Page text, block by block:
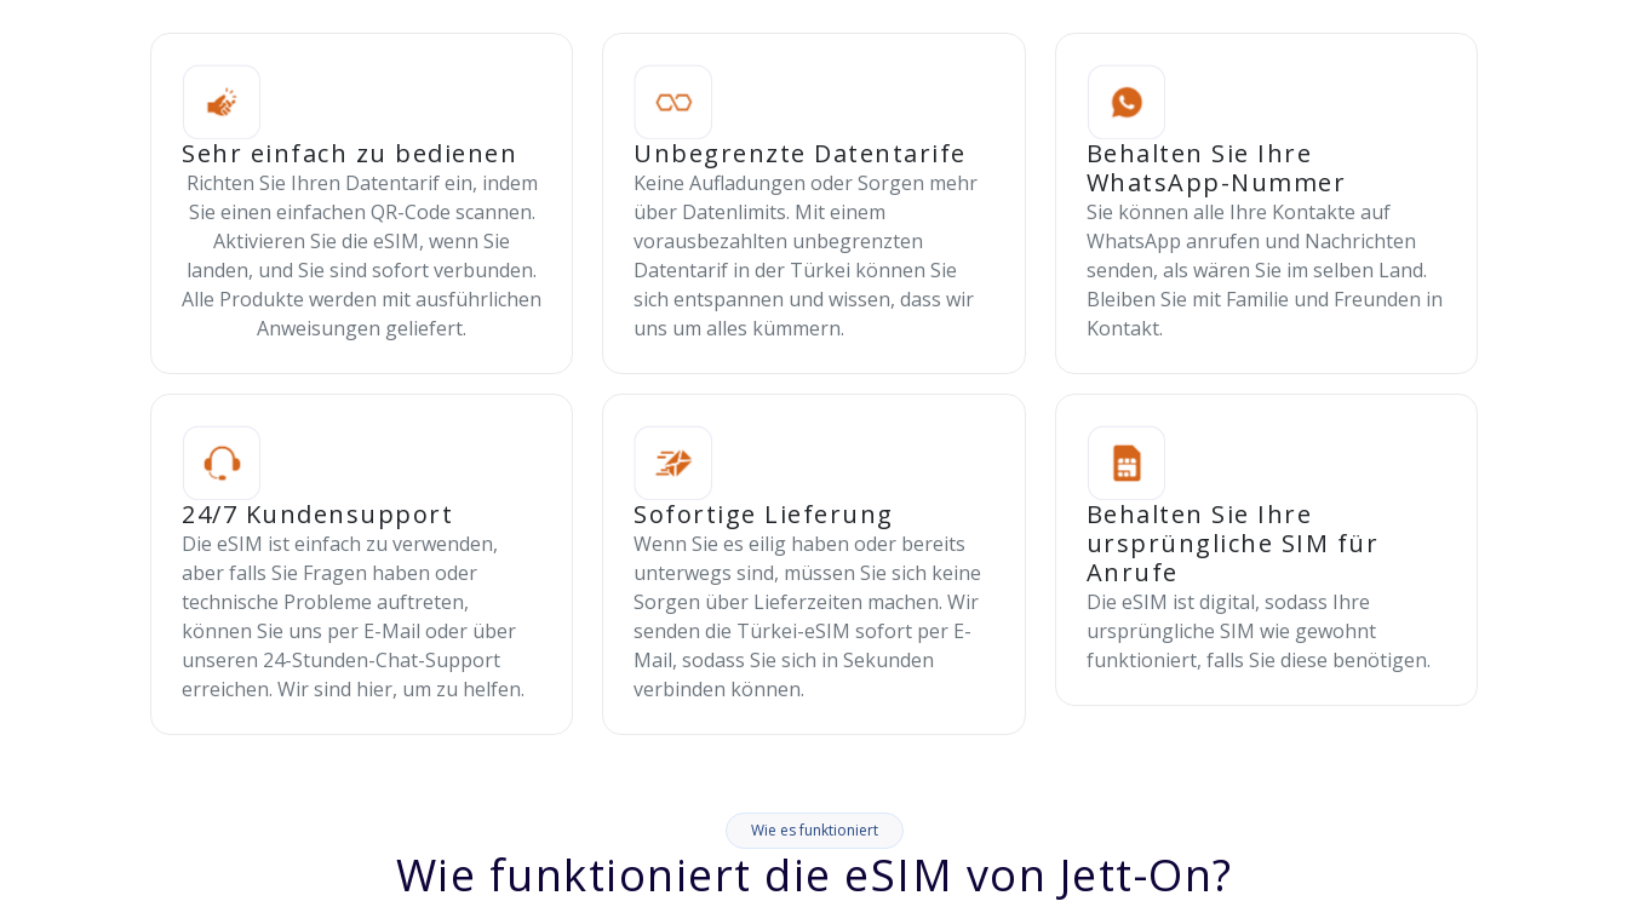
Sehr einfach zu bedienen
Richten Sie Ihren Datentarif ein, indem
Sie einen einfachen QR-Code scannen.
Aktivieren Sie die eSIM, wenn Sie
landen, und Sie sind sofort verbunden.
Alle Produkte werden mit ausführlichen
Anweisungen geliefert.
Unbegrenzte Datentarife
Keine Aufladungen oder Sorgen mehr
über Datenlimits. Mit einem
vorausbezahlten unbegrenzten
Datentarif in der Türkei können Sie
sich entspannen und wissen, dass wir
uns um alles kümmern.
Behalten Sie Ihre
WhatsApp-Nummer
Sie können alle Ihre Kontakte auf
WhatsApp anrufen und Nachrichten
senden, als wären Sie im selben Land.
Bleiben Sie mit Familie und Freunden in
Kontakt.
24/7 Kundensupport
Die eSIM ist einfach zu verwenden,
aber falls Sie Fragen haben oder
technische Probleme auftreten,
können Sie uns per E-Mail oder über
unseren 24-Stunden-Chat-Support
erreichen. Wir sind hier, um zu helfen.
Sofortige Lieferung
Wenn Sie es eilig haben oder bereits
unterwegs sind, müssen Sie sich keine
Sorgen über Lieferzeiten machen. Wir
senden die Türkei-eSIM sofort per E-
Mail, sodass Sie sich in Sekunden
verbinden können.
Behalten Sie Ihre
ursprüngliche SIM für
Anrufe
Die eSIM ist digital, sodass Ihre
ursprüngliche SIM wie gewohnt
funktioniert, falls Sie diese benötigen.
Wie es funktioniert
Wie funktioniert die eSIM von Jett-On?